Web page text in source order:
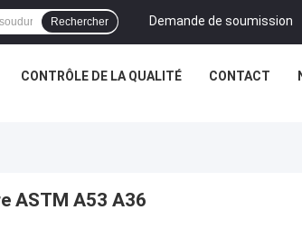
Demande de soumission
Rechercher
CONTRÔLE DE LA QUALITÉ CONTACT
ASTM A53 A36